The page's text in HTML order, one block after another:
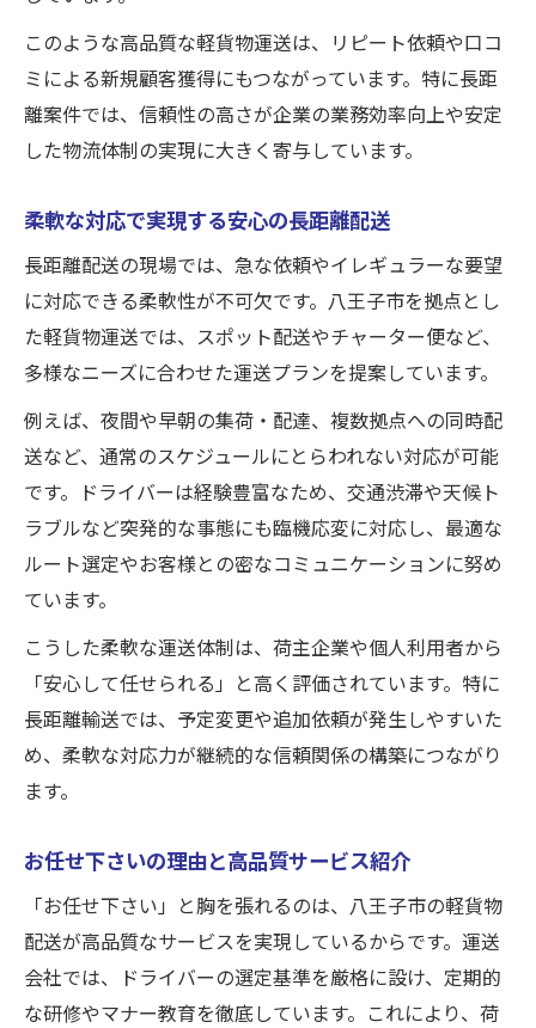
このような高品質な軽貨物運送は、リピート依頼や口コ
ミによる新規顧客獲得にもつながっています。特に長距
離案件では、信頼性の高さが企業の業務効率向上や安定
した物流体制の実現に大きく寄与しています。
柔軟な対応で実現する安心の長距離配送
長距離配送の現場では、急な依頼やイレギュラーな要望
に対応できる柔軟性が不可欠です。八王子市を拠点とし
た軽貨物運送では、スポット配送やチャーター便など、
多様なニーズに合わせた運送プランを提案しています。
例えば、夜間や早朝の集荷・配達、複数拠点への同時配
送など、通常のスケジュールにとらわれない対応が可能
です。ドライバーは経験豊富なため、交通渋滞や天候ト
ラブルなど突発的な事態にも臨機応変に対応し、最適な
ルート選定やお客様との密なコミュニケーションに努め
ています。
こうした柔軟な運送体制は、荷主企業や個人利用者から
「安心して任せられる」と高く評価されています。特に
長距離輸送では、予定変更や追加依頼が発生しやすいた
め、柔軟な対応力が継続的な信頼関係の構築につながり
ます。
お任せ下さいの理由と高品質サービス紹介
「お任せ下さい」と胸を張れるのは、八王子市の軽貨物
配送が高品質なサービスを実現しているからです。運送
会社では、ドライバーの選定基準を厳格に設け、定期的
な研修やマナー教育を徹底しています。これにより、荷